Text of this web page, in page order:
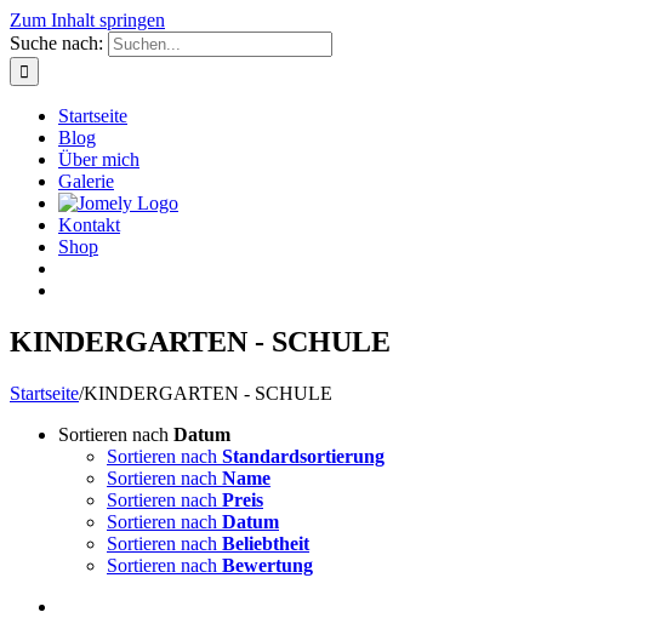
Zum Inhalt springen
Suche nach:
Startseite
Blog
Über mich
Galerie
Kontakt
Shop
KINDERGARTEN - SCHULE
Startseite/KINDERGARTEN - SCHULE
Sortieren nach Datum
Sortieren nach Standardsortierung
Sortieren nach Name
Sortieren nach Preis
Sortieren nach Datum
Sortieren nach Beliebtheit
Sortieren nach Bewertung